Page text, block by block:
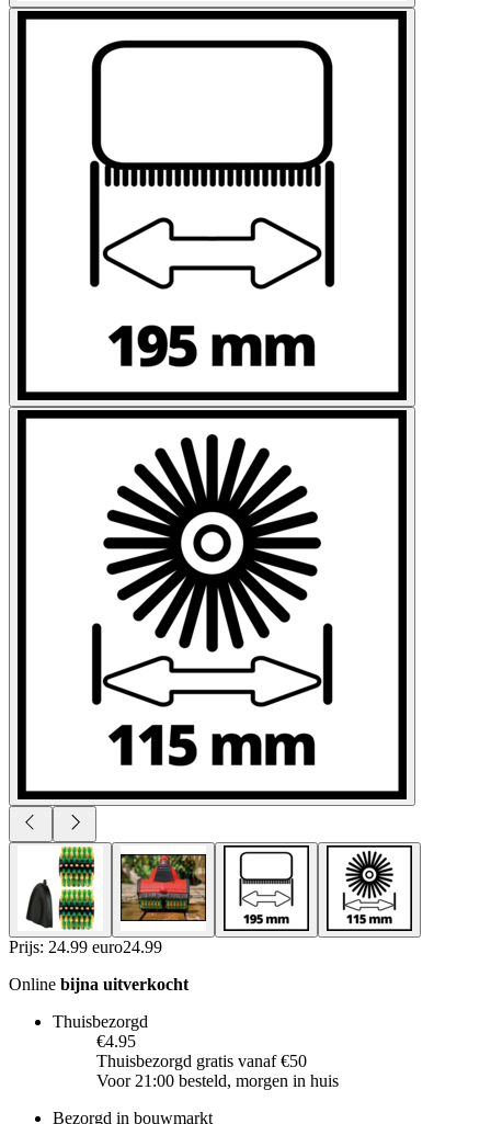
Prijs: 24.99 euro24.99
Online bijna uitverkocht
Thuisbezorgd
€4.95
Thuisbezorgd gratis vanaf €50
Voor 21:00 besteld, morgen in huis
Bezorgd in bouwmarkt